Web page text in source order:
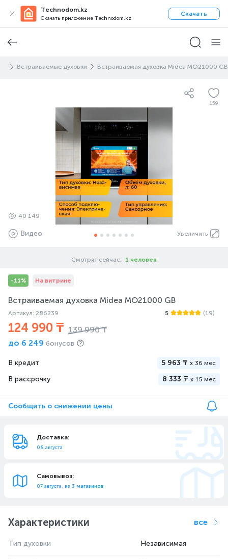
Technodom.kz
Скачать приложение Technodom.kz
Скачать
Встраиваемые духовки Встраиваемая духовка Midea MO21000 GB
159
Увеличить
40 149
Видео
Смотрят сейчас: 1 человек
-11% На витрине
Встраиваемая духовка Midea MO21000 GB
Артикул: 286239 5 (19)
124 990 ₸ 139 990 ₸
до 6 249 бонусов
В кредит 5 963 ₸ x 36 мес
В рассрочку 8 333 ₸ x 15 мес
Сообщить о снижении цены
Доставка:
08 августа
Самовывоз:
07 августа, из 3 магазинов
Характеристики все
Тип духовки Независимая